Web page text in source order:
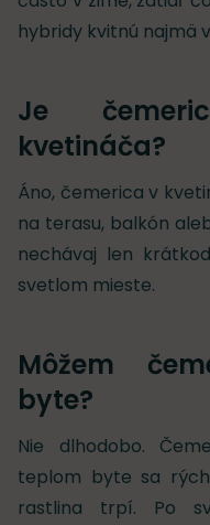
hybridy kvitnú najmä
Je
kvetináča?
Áno, čemerica v
na terasu, balkón
nechávaj len
svetlom mieste.
Môžem
byte?
Nie dlhodobo.
teplom byte sa
rastlina trpí. Po